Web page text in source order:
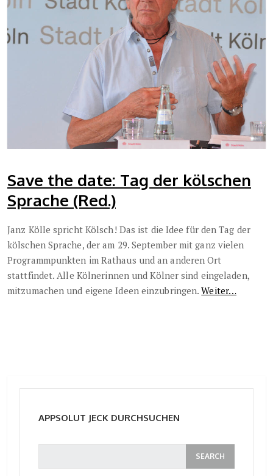
Save the date: Tag der kölschen
Sprache (Red.)
Janz Kölle spricht Kölsch! Das ist die Idee für den Tag der
kölschen Sprache, der am 29. September mit ganz vielen
Programmpunkten im Rathaus und an anderen Ort
stattfindet. Alle Kölnerinnen und Kölner sind eingeladen,
mitzumachen und eigene Ideen einzubringen.Weiter…
APPSOLUT JECK DURCHSUCHEN